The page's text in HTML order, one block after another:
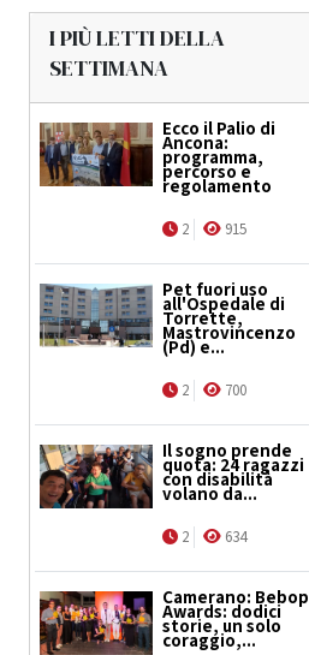
I PIÙ LETTI DELLA
SETTIMANA
Ecco il Palio di
Ancona:
programma,
percorso e
regolamento
2 915
Pet fuori uso
all'Ospedale di
Torrette,
Mastrovincenzo
(Pd) e...
2 700
Il sogno prende
quota: 24 ragazzi
con disabilità
volano da...
2 634
Camerano: Bebop
Awards: dodici
storie, un solo
coraggio,...